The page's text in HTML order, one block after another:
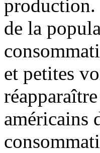
production.
de la
et petites
américains